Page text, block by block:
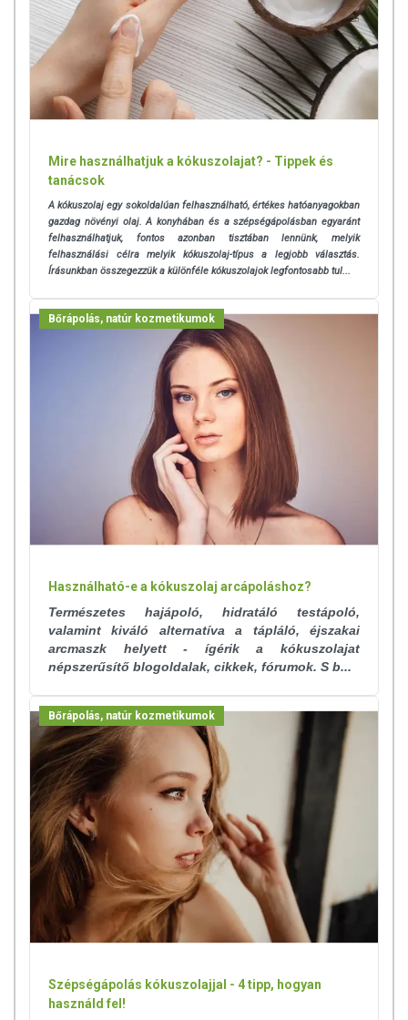
Mire használhatjuk a kókuszolajat? - Tippek és
tanácsok
A kókuszolaj egy sokoldalúan felhasználható, értékes hatóanyagokban
gazdag növényi olaj. A konyhában és a szépségápolásban egyaránt
felhasználhatjuk, fontos azonban tisztában lennünk, melyik
felhasználási célra melyik kókuszolaj-típus a legjobb választás.
Írásunkban összegezzük a különféle kókuszolajok legfontosabb tul...
Bőrápolás, natúr kozmetikumok
Használható-e a kókuszolaj arcápoláshoz?
Természetes hajápoló, hidratáló testápoló,
valamint kiváló alternatíva a tápláló, éjszakai
arcmaszk helyett - ígérik a kókuszolajat
népszerűsítő blogoldalak, cikkek, fórumok. S b...
Bőrápolás, natúr kozmetikumok
Szépségápolás kókuszolajjal - 4 tipp, hogyan
használd fel!